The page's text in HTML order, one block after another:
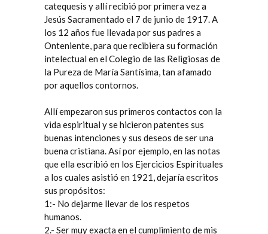
catequesis y allí recibió por primera vez a
Jesús Sacramentado el 7 de junio de 1917. A
los 12 años fue llevada por sus padres a
Onteniente, para que recibiera su formación
intelectual en el Colegio de las Religiosas de
la Pureza de María Santísima, tan afamado
por aquellos contornos.
Allí empezaron sus primeros contactos con la
vida espiritual y se hicieron patentes sus
buenas intenciones y sus deseos de ser una
buena cristiana. Así por ejemplo, en las notas
que ella escribió en los Ejercicios Espirituales
a los cuales asistió en 1921, dejaría escritos
sus propósitos:
1:- No dejarme llevar de los respetos
humanos.
2.- Ser muy exacta en el cumplimiento de mis